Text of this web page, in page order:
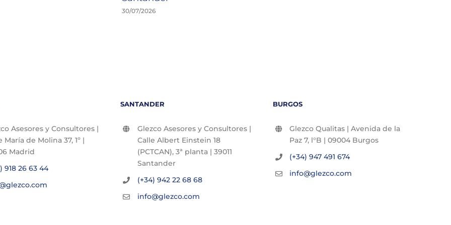
30/07/2026
Asesores y Consultores |
María de Molina 37, 1º |
Madrid
918 26 63 44
SANTANDER
Glezco Asesores y Consultores |
Calle Albert Einstein 18
(PCTCAN), 3ª planta | 39011
Santander
(+34) 942 22 68 68
info@glezco.com
BURGOS
Glezco Qualitas | Avenida de la
Paz 7, l°B | 09004 Burgos
(+34) 947 491 674
info@glezco.com